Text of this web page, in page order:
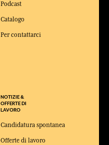
Podcast
Catalogo
Per contattarci
NOTIZIE &
OFFERTE DI
LAVORO
Candidatura spontanea
Offerte di lavoro